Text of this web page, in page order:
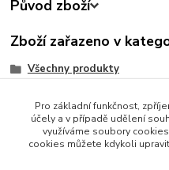
Původ zboží
Zboží zařazeno v
Všechny produkty
Krása a zdraví
Pro základní funkčnost,
účely a v případě udělení
využíváme soubory
cookies můžete kdykoli